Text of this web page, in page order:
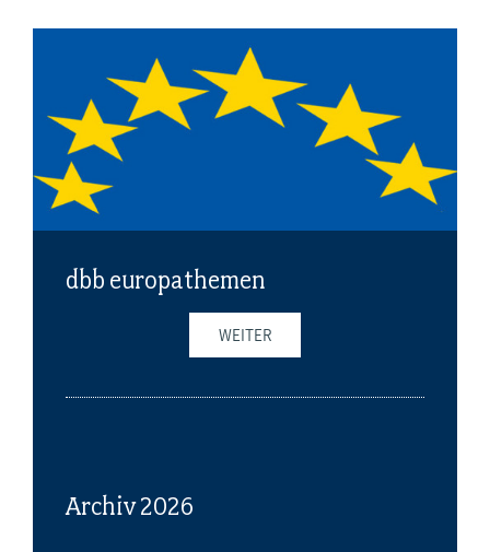
dbb europathemen
WEITER
Archiv 2026